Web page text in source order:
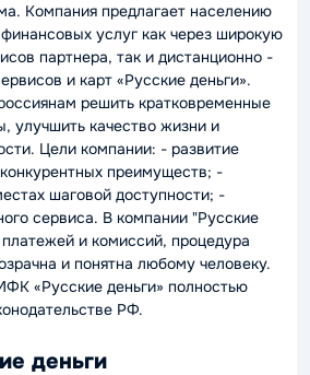
Компания предлагает населению
услуг как через широкую
партнера, так и дистанционно -
и карт «Русские деньги».
решить кратковременные
улучшить качество жизни и
Цели компании: - развитие
преимуществ; -
шаговой доступности; -
сервиса. В компании "Русские
и комиссий, процедура
и понятна любому человеку.
«Русские деньги» полностью
РФ.
деньги